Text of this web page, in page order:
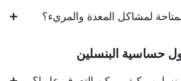
لمشاكل المعدة والمريء؟
حساسية البنسلين